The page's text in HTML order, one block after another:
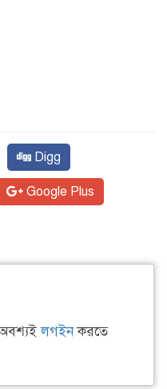
Digg
Google Plus
অবশ্যইলগইনকরতে